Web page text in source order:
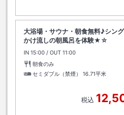
大浴場・サウナ・朝食無料♪シン
かけ流しの朝風呂を体験★☆
IN チェックイン
15:00 / OUT チェックアウト
11:00
朝食のみ
セミダブル（禁煙）
16.71平米
税込